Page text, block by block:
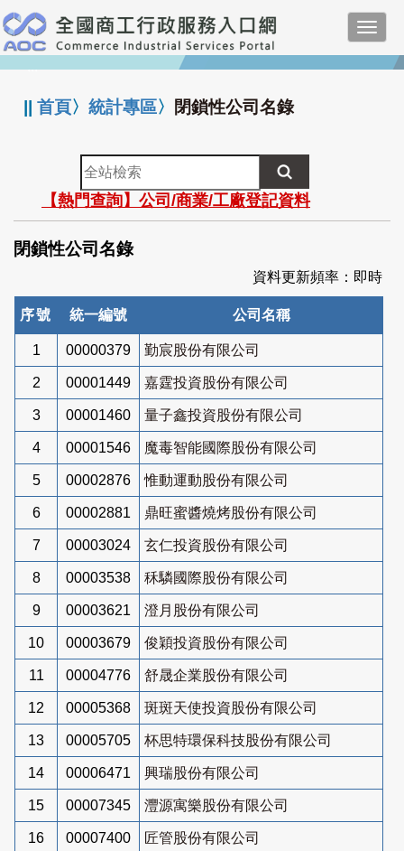
跳
到
主
要
:::
||首頁〉統計專區〉 閉鎖性公司名錄
全
站
檢
索
【熱門查詢】公司/商業/工廠登記資料
閉鎖性公司名錄
資料更新頻率：即時
序號 統一編號 公司名稱
1 00000379 勤宸股份有限公司
2 00001449 嘉霆投資股份有限公司
3 00001460 量子鑫投資股份有限公司
4 00001546 魔毒智能國際股份有限公司
5 00002876 惟動運動股份有限公司
6 00002881 鼎旺蜜醬燒烤股份有限公司
7 00003024 玄仁投資股份有限公司
8 00003538 秝驎國際股份有限公司
9 00003621 澄月股份有限公司
10 00003679 俊穎投資股份有限公司
11 00004776 舒晟企業股份有限公司
12 00005368 斑斑天使投資股份有限公司
13 00005705 杯思特環保科技股份有限公司
14 00006471 興瑞股份有限公司
15 00007345 灃源寓樂股份有限公司
16 00007400 匠管股份有限公司